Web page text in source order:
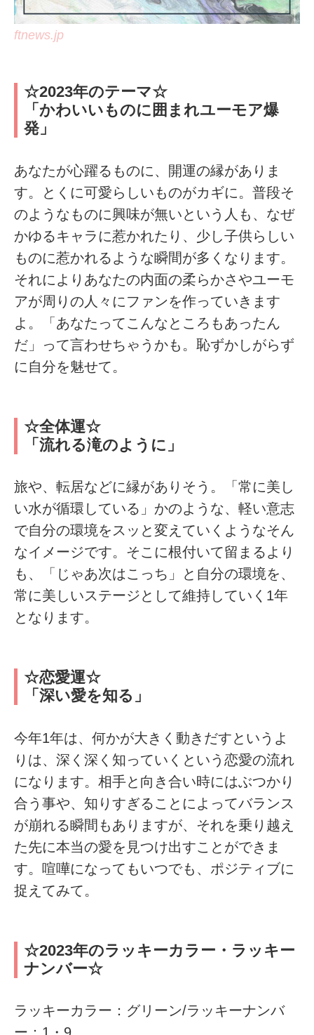
ftnews.jp
☆2023年のテーマ☆
「かわいいものに囲まれユーモア爆
発」
あなたが心躍るものに、開運の縁がありま
す。とくに可愛らしいものがカギに。普段そ
のようなものに興味が無いという人も、なぜ
かゆるキャラに惹かれたり、少し子供らしい
ものに惹かれるような瞬間が多くなります。
それによりあなたの内面の柔らかさやユーモ
アが周りの人々にファンを作っていきます
よ。「あなたってこんなところもあったん
だ」って言わせちゃうかも。恥ずかしがらず
に自分を魅せて。
☆全体運☆
「流れる滝のように」
旅や、転居などに縁がありそう。「常に美し
い水が循環している」かのような、軽い意志
で自分の環境をスッと変えていくようなそん
なイメージです。そこに根付いて留まるより
も、「じゃあ次はこっち」と自分の環境を、
常に美しいステージとして維持していく1年
となります。
☆恋愛運☆
「深い愛を知る」
今年1年は、何かが大きく動きだすというよ
りは、深く深く知っていくという恋愛の流れ
になります。相手と向き合い時にはぶつかり
合う事や、知りすぎることによってバランス
が崩れる瞬間もありますが、それを乗り越え
た先に本当の愛を見つけ出すことができま
す。喧嘩になってもいつでも、ポジティブに
捉えてみて。
☆2023年のラッキーカラー・ラッキー
ナンバー☆
ラッキーカラー：グリーン/ラッキーナンバ